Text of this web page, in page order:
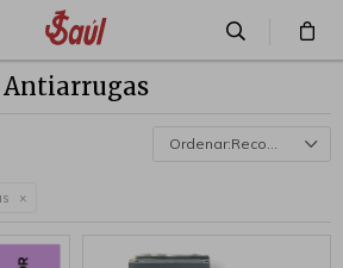
Antiarrugas
Recomendados